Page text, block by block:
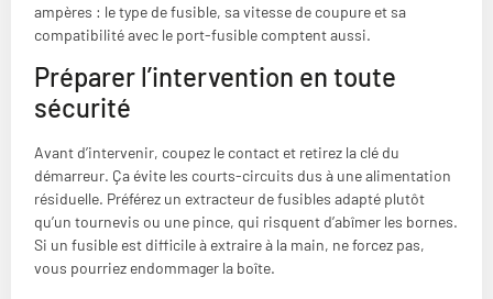
ampères : le type de fusible, sa vitesse de coupure et sa
compatibilité avec le port-fusible comptent aussi.
Préparer l’intervention en toute
sécurité
Avant d’intervenir, coupez le contact et retirez la clé du
démarreur. Ça évite les courts-circuits dus à une alimentation
résiduelle. Préférez un extracteur de fusibles adapté plutôt
qu’un tournevis ou une pince, qui risquent d’abîmer les bornes.
Si un fusible est difficile à extraire à la main, ne forcez pas,
vous pourriez endommager la boîte.